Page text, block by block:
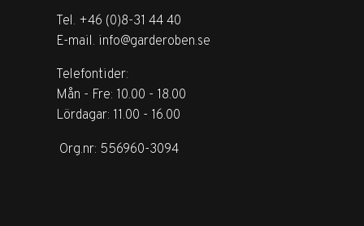
Tel. +46 (0)8-31 44 40
E-mail. info@garderoben.se
Telefontider:
Mån - Fre: 10.00 - 18.00
Lördagar: 11.00 - 16.00
Org.nr: 556960-3094